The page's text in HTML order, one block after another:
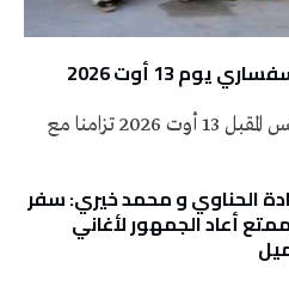
13 أوت 2026
تُنظم جمعية تراثنا يوم الخميس المقبل 13 أوت 2026 تزامنا مع
الحناوي و محمد خيري: سفر
أعاد الجمهور لأغاني